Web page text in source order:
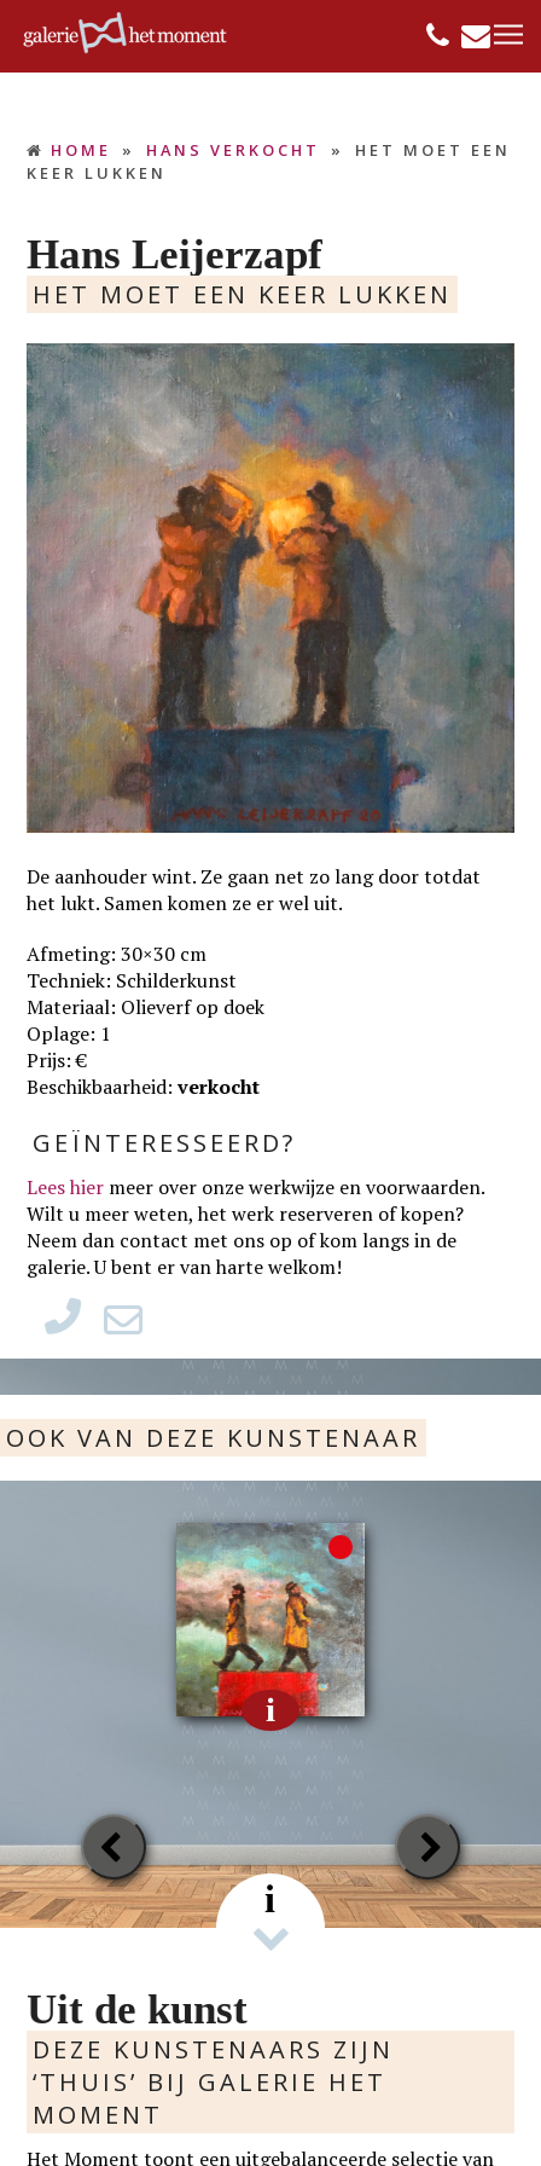
HOME » HANS VERKOCHT »
HET MOET EEN
KEER LUKKEN
Hans Leijerzapf
HET MOET EEN KEER LUKKEN
De aanhouder wint. Ze gaan net zo lang door totdat
het lukt. Samen komen ze er wel uit.
Afmeting: 30×30 cm
Techniek: Schilderkunst
Materiaal: Olieverf op doek
Oplage: 1
Prijs: €
Beschikbaarheid:verkocht
GEÏNTERESSEERD?
Lees hier meer over onze werkwijze en voorwaarden.
Wilt u meer weten, het werk reserveren of kopen?
Neem dan contact met ons op of kom langs in de
galerie. U bent er van harte welkom!
OOK VAN DEZE KUNSTENAAR
i
Previous
Slide
Next
Slide
i
Uit de kunst
DEZE KUNSTENAARS ZIJN
‘THUIS’ BIJ GALERIE HET
MOMENT
Het Moment toont een uitgebalanceerde selectie van